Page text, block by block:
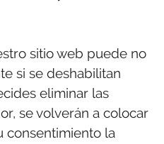
sitio web puede no
si se deshabilitan
eliminar las
se volverán a colocar
consentimiento la